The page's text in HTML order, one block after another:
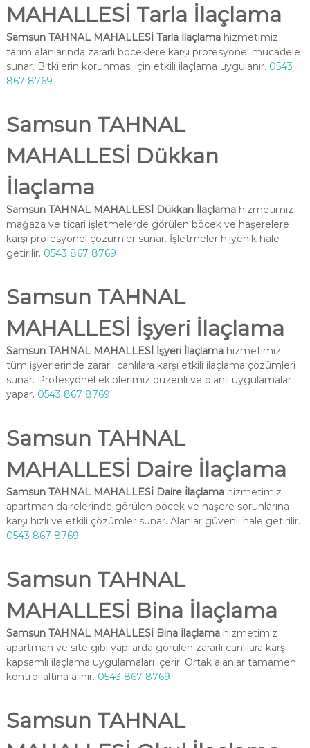
MAHALLESİ Tarla İlaçlama
Samsun TAHNAL MAHALLESİ Tarla İlaçlamahizmetimiz
tarım alanlarında zararlı böceklere karşı profesyonel mücadele
sunar. Bitkilerin korunması için etkili ilaçlama uygulanır. 0543
867 8769
Samsun TAHNAL
MAHALLESİ Dükkan
İlaçlama
Samsun TAHNAL MAHALLESİ Dükkan İlaçlamahizmetimiz
mağaza ve ticari işletmelerde görülen böcek ve haşerelere
karşı profesyonel çözümler sunar. İşletmeler hijyenik hale
getirilir. 0543 867 8769
Samsun TAHNAL
MAHALLESİ İşyeri İlaçlama
Samsun TAHNAL MAHALLESİ İşyeri İlaçlamahizmetimiz
tüm işyerlerinde zararlı canlılara karşı etkili ilaçlama çözümleri
sunar. Profesyonel ekiplerimiz düzenli ve planlı uygulamalar
yapar. 0543 867 8769
Samsun TAHNAL
MAHALLESİ Daire İlaçlama
Samsun TAHNAL MAHALLESİ Daire İlaçlamahizmetimiz
apartman dairelerinde görülen böcek ve haşere sorunlarına
karşı hızlı ve etkili çözümler sunar. Alanlar güvenli hale getirilir.
0543 867 8769
Samsun TAHNAL
MAHALLESİ Bina İlaçlama
Samsun TAHNAL MAHALLESİ Bina İlaçlamahizmetimiz
apartman ve site gibi yapılarda görülen zararlı canlılara karşı
kapsamlı ilaçlama uygulamaları içerir. Ortak alanlar tamamen
kontrol altına alınır. 0543 867 8769
Samsun TAHNAL